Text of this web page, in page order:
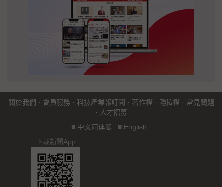
關於我們 · 會員服務 · 科技產業報訂閱 · 著作權 · 隱私權 · 常見問題
· 人才招募
■ 中文简体版 ■ English
下載新聞App